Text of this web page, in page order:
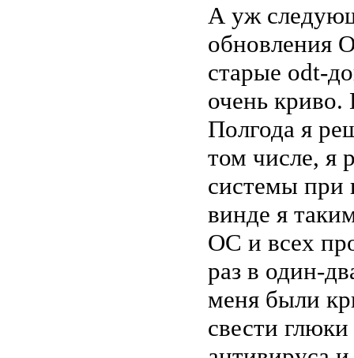
А уж
обновления
старые odt-
очень
Полгода я
том числе, я
системы при
винде я
ОС и всех
раз в один-
меня были
свести